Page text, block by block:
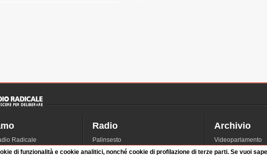
Radicale
Radio
Palinsesto
Riascolta
Archivio
Videoparlamento
Istituzioni
di funzionalità e cookie analitici, nonché cookie di profilazione di terze parti. Se vuoi